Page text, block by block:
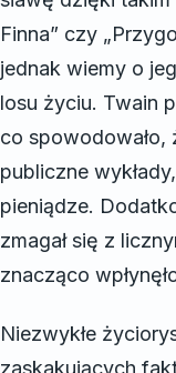
Finna” czy
jednak wiemy o
losu życiu. Twain
co spowodowało,
publiczne
pieniądze.
zmagał się z
znacząco
Niezwykłe
zaskakujących